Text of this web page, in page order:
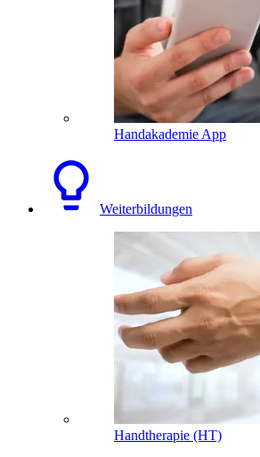
Handakademie App
Weiterbildungen
Handtherapie (HT)